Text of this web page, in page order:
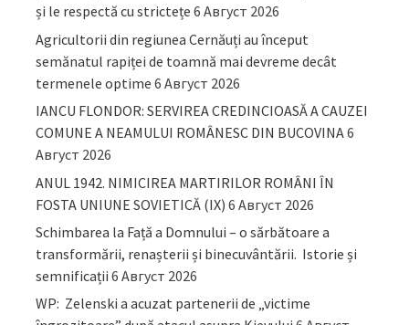
și le respectă cu strictețe 6 Август 2026
Agricultorii din regiunea Cernăuți au început
semănatul rapiței de toamnă mai devreme decât
termenele optime 6 Август 2026
IANCU FLONDOR: SERVIREA CREDINCIOASĂ A CAUZEI
COMUNE A NEAMULUI ROMÂNESC DIN BUCOVINA6
Август 2026
ANUL 1942. NIMICIREA MARTIRILOR ROMÂNI ÎN
FOSTA UNIUNE SOVIETICĂ (IX) 6 Август 2026
Schimbarea la Față a Domnului – o sărbătoare a
transformării, renașterii și binecuvântării. Istorie și
semnificații 6 Август 2026
WP: Zelenski a acuzat partenerii de „victime